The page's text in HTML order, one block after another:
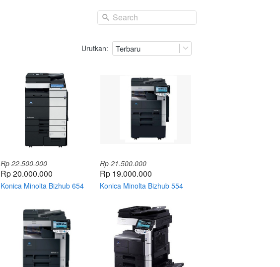
Search
Urutkan: Terbaru
Rp 22.500.000
Rp 20.000.000
Konica Minolta Bizhub 654
Rp 21.500.000
Rp 19.000.000
Konica Minolta Bizhub 554